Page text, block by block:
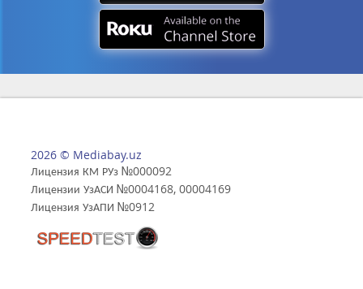
2026 © Mediabay.uz
Лицензия КМ РУз №000092
Лицензии УзАСИ №0004168, 00004169
Лицензия УзАПИ №0912